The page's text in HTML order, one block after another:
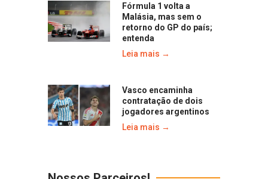
Fórmula 1 volta a
Malásia, mas sem o
retorno do GP do país;
entenda
Leia mais →
Vasco encaminha
contratação de dois
jogadores argentinos
Leia mais →